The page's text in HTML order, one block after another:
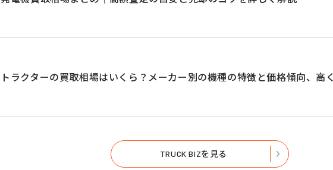
トラクターの買取相場はいくら？メーカー別の機種の特徴と価格傾向、高
TRUCK BIZを見る